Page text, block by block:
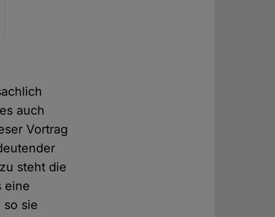
auch
Vortrag
steht die
eine
so sie